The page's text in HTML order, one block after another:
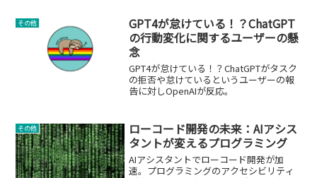
その他
GPT4が怠けている！？ChatGPT
の行動変化に関するユーザーの懸
念
GPT4が怠けている！？ChatGPTがタスク
の拒否や怠けているというユーザーの報
告に対しOpenAIが反応。
その他
ローコード開発の未来：AIアシス
タントが変えるプログラミング
AIアシスタントでローコード開発が加
速。プログラミングのアクセシビリティ